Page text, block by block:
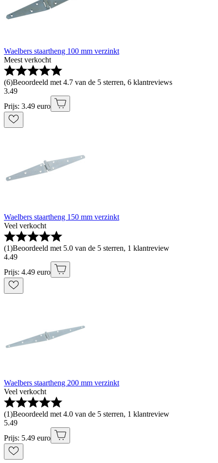
Waelbers staartheng 100 mm verzinkt
Meest verkocht
(6)Beoordeeld met 4.7 van de 5 sterren, 6 klantreviews
3.49
Prijs: 3.49 euro
Waelbers staartheng 150 mm verzinkt
Veel verkocht
(1)Beoordeeld met 5.0 van de 5 sterren, 1 klantreview
4.49
Prijs: 4.49 euro
Waelbers staartheng 200 mm verzinkt
Veel verkocht
(1)Beoordeeld met 4.0 van de 5 sterren, 1 klantreview
5.49
Prijs: 5.49 euro